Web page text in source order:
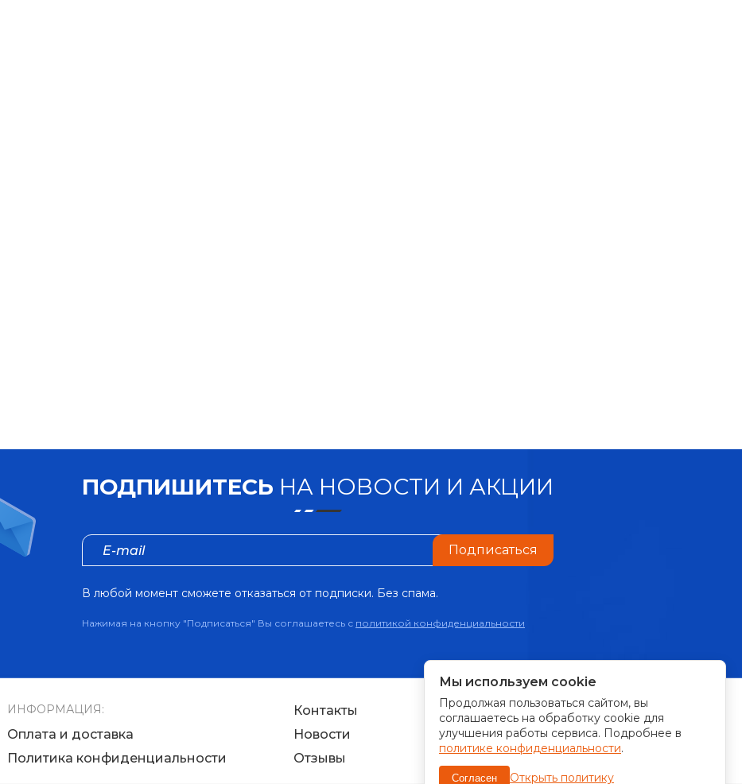
ПОДПИШИТЕСЬ НА НОВОСТИ И АКЦИИ
Подписаться
В любой момент сможете отказаться от подписки. Без спама.
Нажимая на кнопку "Подписаться" Вы соглашаетесь с политикой конфиденциальности
ИНФОРМАЦИЯ:
Контакты
Оплата и доставка
Новости
Политика конфиденциальности
Отзывы
ПРИНИМАЕМ К ОПЛАТЕ:
Мы используем cookie
Продолжая пользоваться сайтом, вы
соглашаетесь на обработку cookie для
улучшения работы сервиса. Подробнее в
политике конфиденциальности.
Согласен Открыть политику